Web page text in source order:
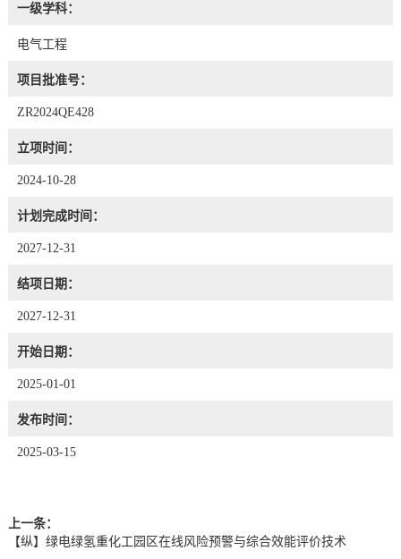
一级学科：
电气工程
项目批准号：
ZR2024QE428
立项时间：
2024-10-28
计划完成时间：
2027-12-31
结项日期：
2027-12-31
开始日期：
2025-01-01
发布时间：
2025-03-15
上一条：
【纵】绿电绿氢重化工园区在线风险预警与综合效能评价技术